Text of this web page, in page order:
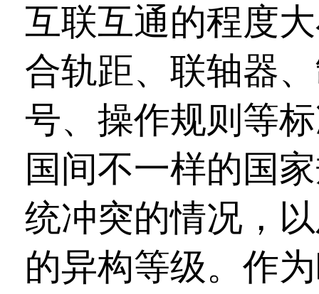
互联互通的程度
合轨距、联轴器
号、操作规则等
国间不一样的国
统冲突的情况，
的异构等级。作